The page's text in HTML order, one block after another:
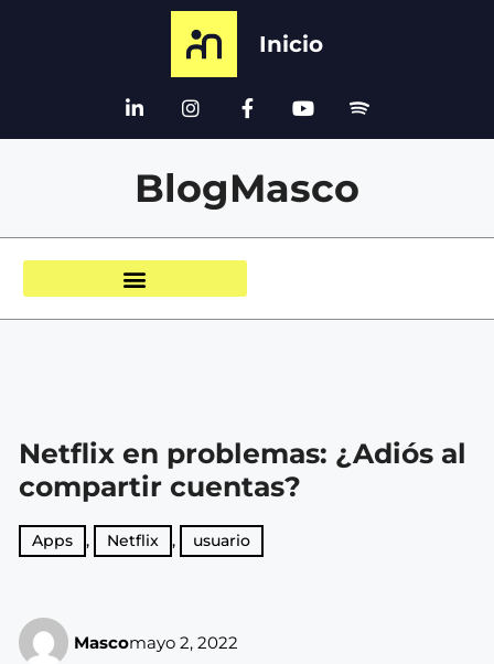
Inicio
BlogMasco
Netflix en problemas: ¿Adiós al
compartir cuentas?
Apps , Netflix , usuario
Mascomayo 2, 2022